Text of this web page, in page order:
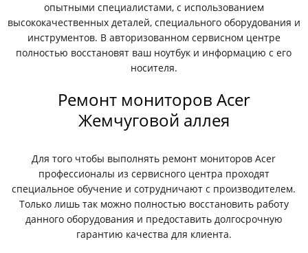
опытными специалистами, с использованием
высококачественных деталей, специального оборудования и
инструментов. В авторизованном сервисном центре
полностью восстановят ваш ноутбук и информацию с его
носителя.
Ремонт мониторов Acer
Жемчуговой аллея
Для того чтобы выполнять ремонт мониторов Acer
профессионалы из сервисного центра проходят
специальное обучение и сотрудничают с производителем.
Только лишь так можно полностью восстановить работу
данного оборудования и предоставить долгосрочную
гарантию качества для клиента.